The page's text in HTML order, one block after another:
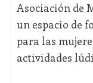
Asociación de
un espacio de
para las
actividades